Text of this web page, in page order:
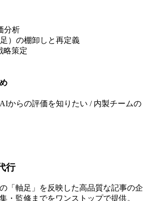
分析
）の棚卸しと再定義
略策定
からの評価を知りたい / 内製チームの
行
「軸足」を反映した高品質な記事の企
・監修までをワンストップで提供。